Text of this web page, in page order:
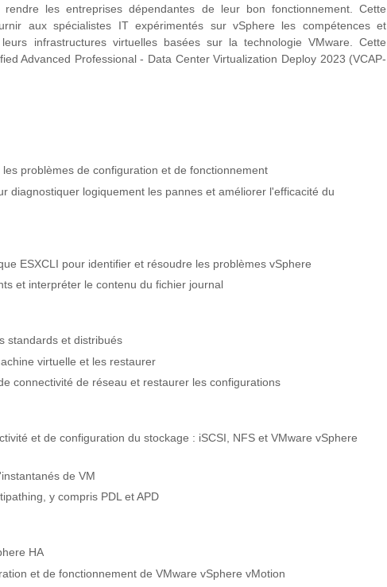
les entreprises dépendantes de leur bon fonctionnement. Cette
aux spécialistes IT expérimentés sur vSphere les compétences et
infrastructures virtuelles basées sur la technologie VMware. Cette
Advanced Professional - Data Center Virtualization Deploy 2023 (VCAP-
problèmes de configuration et de fonctionnement
diagnostiquer logiquement les pannes et améliorer l'efficacité du
ESXCLI pour identifier et résoudre les problèmes vSphere
et interpréter le contenu du fichier journal
standards et distribués
virtuelle et les restaurer
connectivité de réseau et restaurer les configurations
et de configuration du stockage : iSCSI, NFS et VMware vSphere
de VM
y compris PDL et APD
HA
et de fonctionnement de VMware vSphere vMotion